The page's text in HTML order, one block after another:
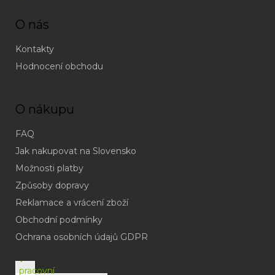
O nás
Kontakty
Hodnocení obchodu
O nákupu
FAQ
Jak nakupovat na Slovensko
Možnosti platby
Způsoby dopravy
Reklamace a vrácení zboží
Obchodní podmínky
Ochrana osobních údajů GDPR
(odpověď
do
v
pracovní